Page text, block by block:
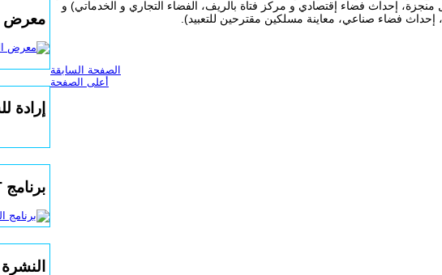
معرض
إرادة
برنامج INTERREG NEXT
النشرة
إحداث فضاء إقتصادي و مركز فتاة بالريف، الفضاء التجاري و الخدماتي) و
إحداث فضاء صناعي، معاينة مسلكين مقترحين للتعبيد).
الصفحة السابقة
أعلى الصفحة